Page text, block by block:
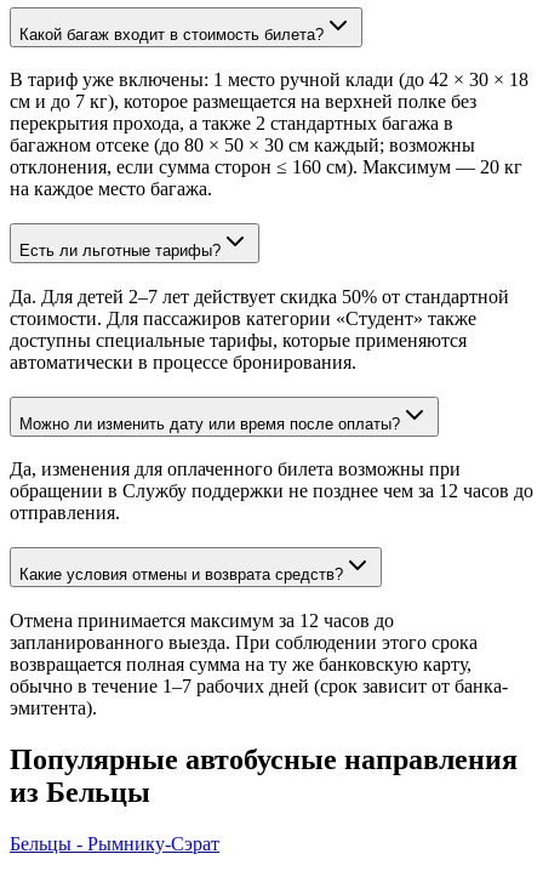
Какой багаж входит в стоимость билета?
В тариф уже включены: 1 место ручной клади (до 42 × 30 × 18
см и до 7 кг), которое размещается на верхней полке без
перекрытия прохода, а также 2 стандартных багажа в
багажном отсеке (до 80 × 50 × 30 см каждый; возможны
отклонения, если сумма сторон ≤ 160 см). Максимум — 20 кг
на каждое место багажа.
Есть ли льготные тарифы?
Да. Для детей 2–7 лет действует скидка 50% от стандартной
стоимости. Для пассажиров категории «Студент» также
доступны специальные тарифы, которые применяются
автоматически в процессе бронирования.
Можно ли изменить дату или время после оплаты?
Да, изменения для оплаченного билета возможны при
обращении в Службу поддержки не позднее чем за 12 часов до
отправления.
Какие условия отмены и возврата средств?
Отмена принимается максимум за 12 часов до
запланированного выезда. При соблюдении этого срока
возвращается полная сумма на ту же банковскую карту,
обычно в течение 1–7 рабочих дней (срок зависит от банка-
эмитента).
Популярные автобусные направления
из Бельцы
Бельцы - Рымнику-Сэрат